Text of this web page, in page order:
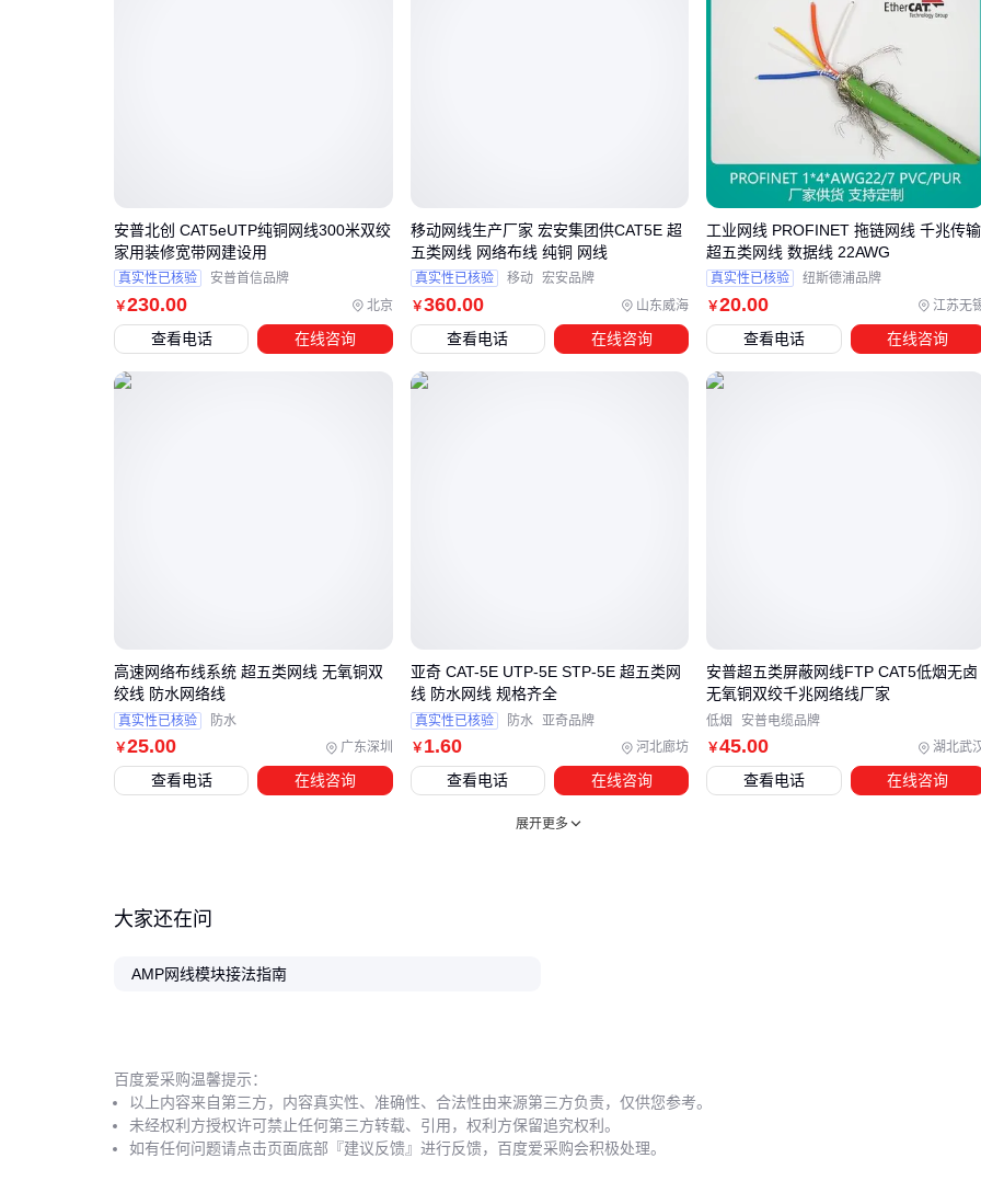
独立线对铝箔包裹的设计，可抵御变频器、大型电机等设备的
对于需要超长距离传输或极端环境（如矿井、高温车间），
可能是更可靠的替代方案。多模光纤在300米内的中
短距离传输优势明显，而单模光纤配合适当设备可实现公里级
必须搭配六类水晶头 ，屏蔽型号需要金属化配线架
成完整屏蔽回路。这种系统级匹配往往比单纯升级线材更能保
四、为什么主材达标了，系统性能还是上不去？
配线架的端口类型必须支持网线最高速率，避免成为带宽瓶
的材质应具备抗电磁干扰特性，金属材质需做好接
地处理
施工环节的固定件选择同样影响系统可靠性。劣质线卡可能导
日常维护中，连接器端面的清洁度直接影响信号质量。灰尘积
聚可能造成10%以上的光功率损耗，建议定期使用
￥230.00 北京
安普北创 CAT5eUTP纯铜网线300米双绞
家用装修宽带网建设用
真实性已核验 安普首信品牌
查看电话 在线咨询
￥360.00 山东威海
移动网线生产厂家 宏安集团供CAT5E 超
五类网线 网络布线 纯铜 网线
真实性已核验 移动 宏安品牌
查看电话 在线咨询
￥20.00 江苏无
工业网线 PROFINET 拖链网线 千兆传输
超五类网线 数据线 22AWG
真实性已核验 纽斯德浦品牌
查看电话 在线咨询
￥25.00 广东深圳
高速网络布线系统 超五类网线 无氧铜双
绞线 防水网络线
真实性已核验 防水
查看电话 在线咨询
￥ 1.60 河北廊坊
亚奇 CAT-5E UTP-5E STP-5E 超五类网
线 防水网线 规格齐全
真实性已核验 防水 亚奇品牌
查看电话 在线咨询
￥45.00 湖北武
安普超五类屏蔽网线FTP CAT5低烟无卤
无氧铜双绞千兆网络线厂家
低烟 安普电缆品牌
查看电话 在线咨询
展开更多
大家还在问
AMP网线模块接法指南
百度爱采购温馨提示：
以上内容来自第三方，内容真实性、准确性、合法性由来源第三方负责，仅供您参考。
未经权利方授权许可禁止任何第三方转载、引用，权利方保留追究权利。
如有任何问题请点击页面底部『建议反馈』进行反馈，百度爱采购会积极处理。